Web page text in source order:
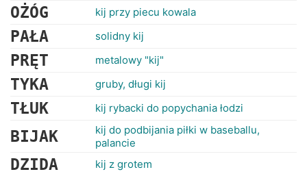
OŻÓG kij przy piecu kowala
PAŁA solidny kij
PRĘT metalowy "kij"
TYKA gruby, długi kij
TŁUK kij rybacki do popychania łodzi
BIJAK
kij do podbijania piłki w baseballu,
palancie
DZIDA kij z grotem